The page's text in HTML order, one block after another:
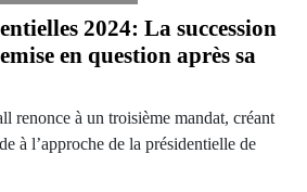
2024: La succession
en question après sa
renonce à un troisième mandat, créant
à l’approche de la présidentielle de